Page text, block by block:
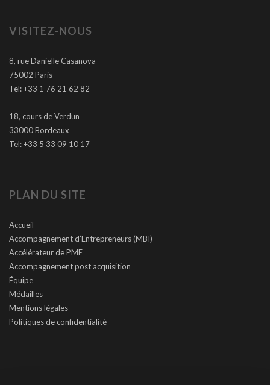
VISITEZ-NOUS
8, rue Danielle Casanova
75002 Paris
Tel: +33 1 76 21 62 82
18, cours de Verdun
33000 Bordeaux
Tel: +33 5 33 09 10 17
PLAN DU SITE
Accueil
Accompagnement d’Entrepreneurs (MBI)
Accélérateur de PME
Accompagnement post acquisition
Équipe
Médailles
Mentions légales
Politiques de confidentialité